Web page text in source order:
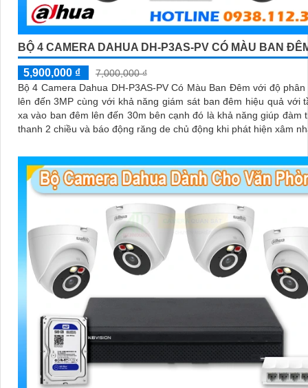
BỘ 4 CAMERA DAHUA DH-P3AS-PV CÓ MÀU BAN
5,900,000 ₫
7,000,000 ₫
Bộ 4 Camera Dahua DH-P3AS-PV Có Màu Ban Đêm với độ phân
lên đến 3MP cùng với khả năng giám sát ban đêm hiệu quả với
xa vào ban đêm lên đến 30m bên cạnh đó là khả năng giúp đàm
thanh 2 chiều và báo động răng de chủ động khi phát hiện xâm